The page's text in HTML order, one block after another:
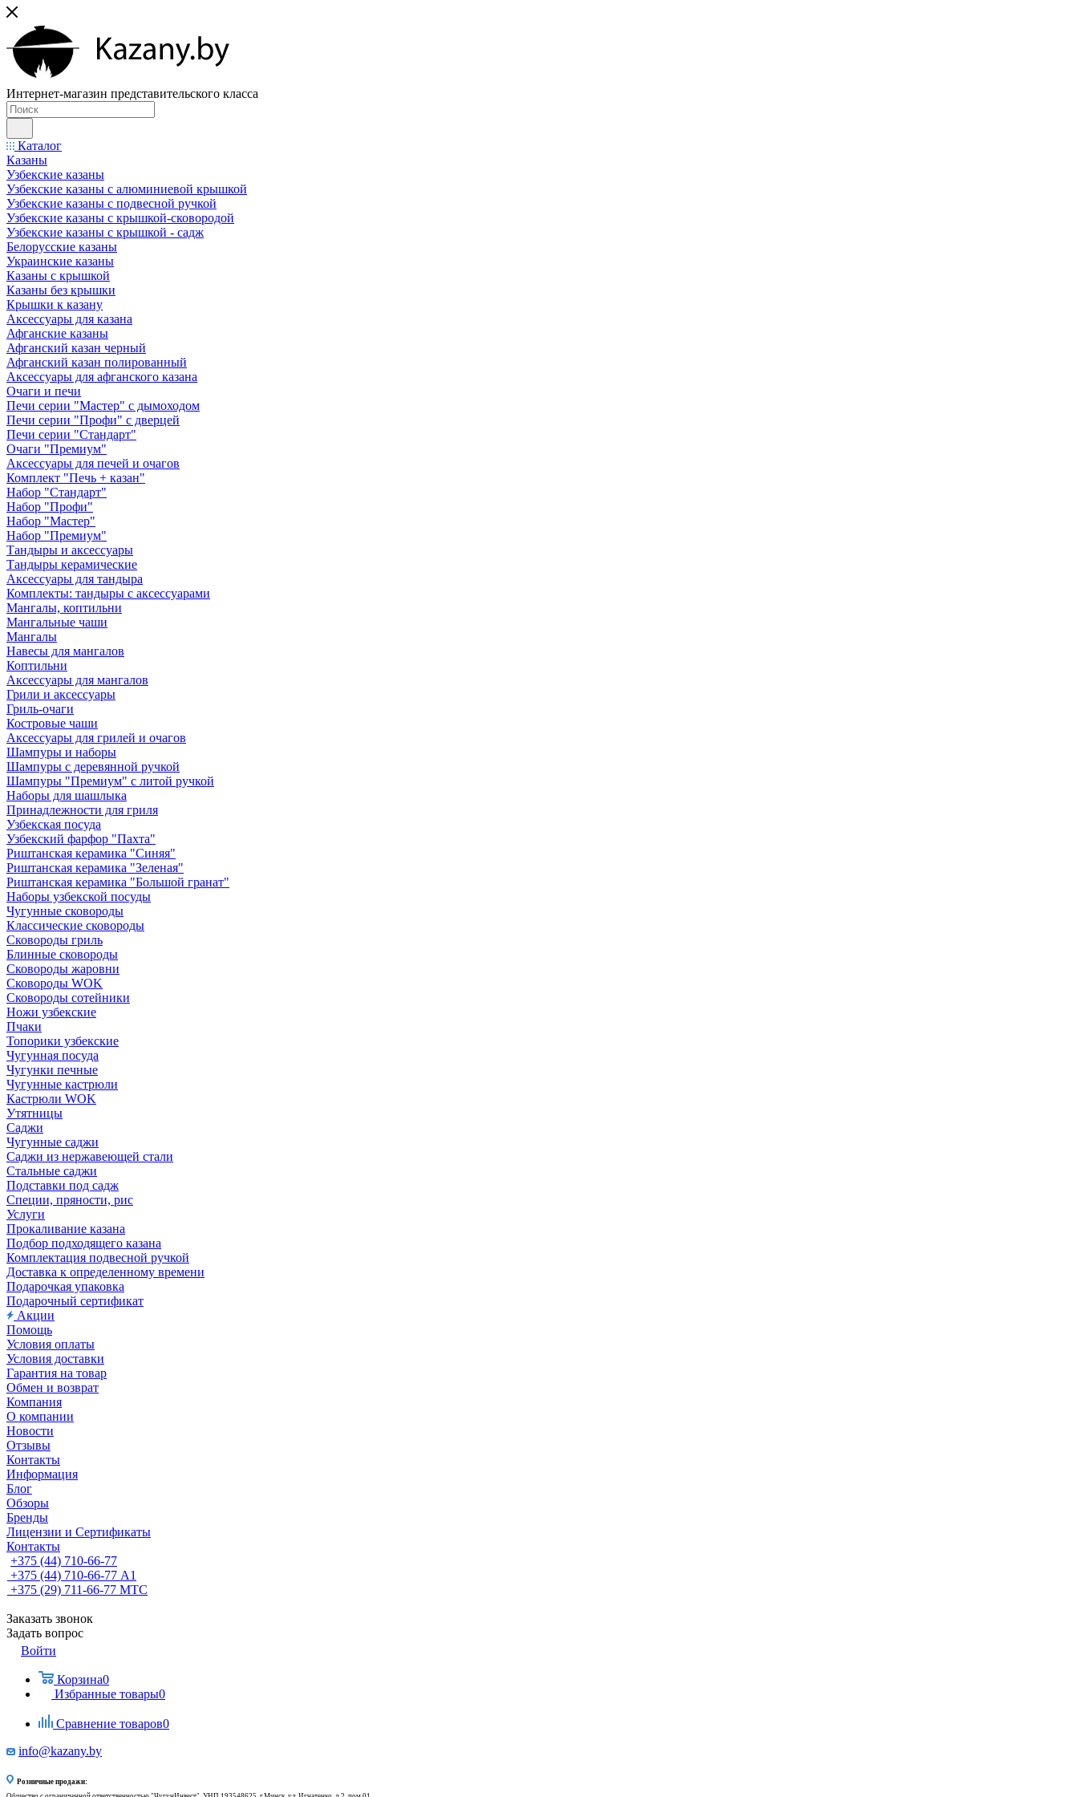
Интернет-магазин представительского класса
Каталог
Казаны
Узбекские казаны
Узбекские казаны с алюминиевой крышкой
Узбекские казаны с подвесной ручкой
Узбекские казаны с крышкой-сковородой
Узбекские казаны с крышкой - садж
Белорусские казаны
Украинские казаны
Казаны с крышкой
Казаны без крышки
Крышки к казану
Аксессуары для казана
Афганские казаны
Афганский казан черный
Афганский казан полированный
Аксессуары для афганского казана
Очаги и печи
Печи серии "Мастер" с дымоходом
Печи серии "Профи" с дверцей
Печи серии "Стандарт"
Очаги "Премиум"
Аксессуары для печей и очагов
Комплект "Печь + казан"
Набор "Стандарт"
Набор "Профи"
Набор "Мастер"
Набор "Премиум"
Тандыры и аксессуары
Тандыры керамические
Аксессуары для тандыра
Комплекты: тандыры с аксессуарами
Мангалы, коптильни
Мангальные чаши
Мангалы
Навесы для мангалов
Коптильни
Аксессуары для мангалов
Грили и аксессуары
Гриль-очаги
Костровые чаши
Аксессуары для грилей и очагов
Шампуры и наборы
Шампуры с деревянной ручкой
Шампуры "Премиум" с литой ручкой
Наборы для шашлыка
Принадлежности для гриля
Узбекская посуда
Узбекский фарфор "Пахта"
Риштанская керамика "Синяя"
Риштанская керамика "Зеленая"
Риштанская керамика "Большой гранат"
Наборы узбекской посуды
Чугунные сковороды
Классические сковороды
Сковороды гриль
Блинные сковороды
Сковороды жаровни
Сковороды WOK
Сковороды сотейники
Ножи узбекские
Пчаки
Топорики узбекские
Чугунная посуда
Чугунки печные
Чугунные кастрюли
Кастрюли WOK
Утятницы
Саджи
Чугунные саджи
Саджи из нержавеющей стали
Стальные саджи
Подставки под садж
Специи, пряности, рис
Услуги
Прокаливание казана
Подбор подходящего казана
Комплектация подвесной ручкой
Доставка к определенному времени
Подарочкая упаковка
Подарочный сертификат
Акции
Помощь
Условия оплаты
Условия доставки
Гарантия на товар
Обмен и возврат
Компания
О компании
Новости
Отзывы
Контакты
Информация
Блог
Обзоры
Бренды
Лицензии и Сертификаты
Контакты
+375 (44) 710-66-77
+375 (44) 710-66-77 А1
+375 (29) 711-66-77 МТС
Заказать звонок
Задать вопрос
Войти
Корзина0
Избранные товары0
Сравнение товаров0
info@kazany.by
Розничные продажи: